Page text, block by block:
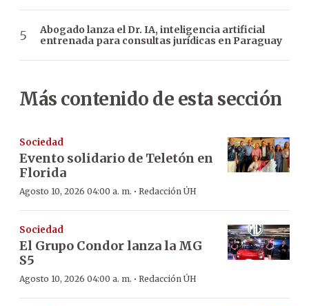
Abogado lanza el Dr. IA, inteligencia artificial
entrenada para consultas jurídicas en Paraguay
Más contenido de esta sección
Sociedad
Evento solidario de Teletón en
Florida
Agosto 10, 2026 04:00 a. m. · Redacción ÚH
Sociedad
El Grupo Condor lanza la MG
S5
Agosto 10, 2026 04:00 a. m. · Redacción ÚH